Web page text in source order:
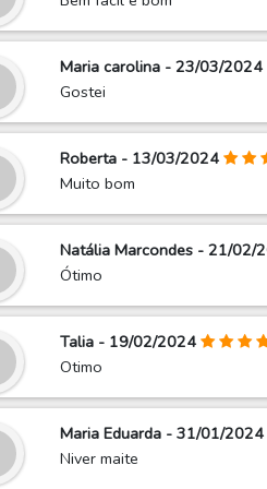
Maria carolina - 23/03/2024
Gostei
Roberta - 13/03/2024
Muito bom
Natália Marcondes - 21/02/
Ótimo
Talia - 19/02/2024
Otimo
Maria Eduarda - 31/01/2024
Niver maite